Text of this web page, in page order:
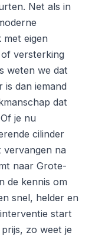
Net als in
met eigen
versterking
weten we dat
dan iemand
dat
je nu
cilinder
vervangen na
naar Grote-
de kennis om
snel, helder en
start
zo weet je